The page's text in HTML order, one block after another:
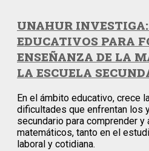
UNAHUR
EDUCATIVOS PARA
ENSEÑANZA DE LA
LA ESCUELA
En el ámbito educativo, crece
dificultades que enfrentan los
secundario para comprender y
matemáticos, tanto en el
laboral y cotidiana.